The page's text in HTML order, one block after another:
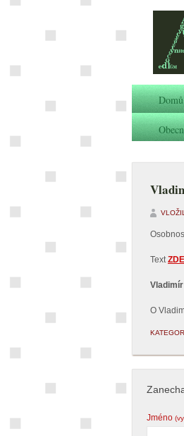
Domů
TextZDE
O
Jméno